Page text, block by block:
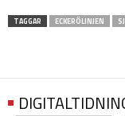
TAGGAR ECKERÖLINJEN